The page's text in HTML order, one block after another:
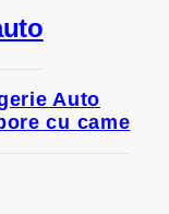
Auto
cu came